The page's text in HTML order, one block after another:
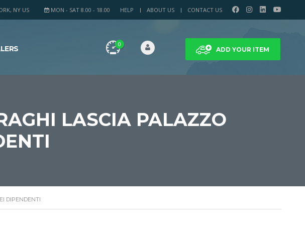
HELP ABOUT US CONTACT US
MON - SAT 8.00 - 18.00
NY US
ADD YOUR ITEM
0
LASCIA PALAZZO
DIPENDENTI